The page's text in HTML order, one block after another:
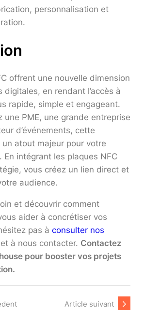
personnalisation et
offrent une nouvelle dimension
digitales, en rendant l’accès à
rapide, simple et engageant.
une PME, une grande entreprise
d’événements, cette
atout majeur pour votre
En intégrant les plaques NFC
vous créez un lien direct et
audience.
et découvrir comment
aider à concrétiser vos
pas à consulter nos
et à nous contacter. Contactez
pour booster vos projets
Article suivant